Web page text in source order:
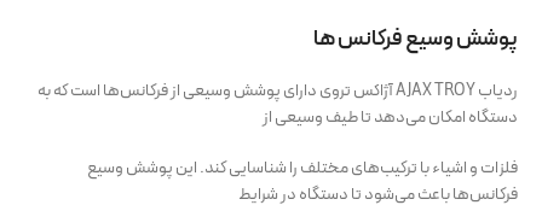
پوشش وسیع فرکانس‌ ها
ردیاب AJAX TROY آژاکس تروی دارای پوشش وسیعی از فرکانس‌ها است که به
دستگاه امکان می‌دهد تا طیف وسیعی از
فلزات و اشیاء با ترکیب‌های مختلف را شناسایی کند. این پوشش وسیع
فرکانس‌ها باعث می‌شود تا دستگاه در شرایط